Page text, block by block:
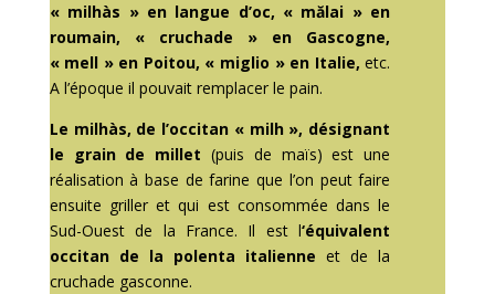
« milhàs » en langue d’oc, « mălai » en
roumain, « cruchade » en Gascogne,
« mell » en Poitou, « miglio » en Italie, etc.
A l’époque il pouvait remplacer le pain.
Le milhàs, de l’occitan « milh », désignant
le grain de millet (puis de maïs) est une
réalisation à base de farine que l’on peut faire
ensuite griller et qui est consommée dans le
Sud-Ouest de la France. Il est l‘équivalent
occitan de la polenta italienne et de la
cruchade gasconne.